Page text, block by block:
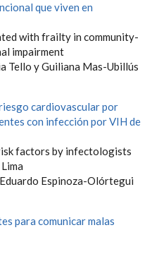
que viven en
with frailty in community-
impairment
Tello y Guiliana Mas-Ubillús
cardiovascular por
con infección por VIH de
factors by infectologists
Espinoza-Olórtegui
para comunicar malas